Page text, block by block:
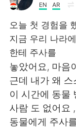
AI Grammar
English
简体中文
Español
EN AR
오늘 첫 경험을
지금 우리 나라
한테 주사를
놓았어요, 마음
근데 내가 왜
이 시간에 동물
사람 도 없어요
동물에게 주사